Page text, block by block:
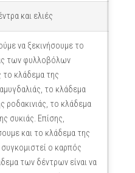
και ελιές
να ξεκινήσουμε το
των φυλλοβόλων
κλάδεμα της
το κλάδεμα
ροδακινιάς, το κλάδεμα
συκιάς. Επίσης,
και το κλάδεμα της
ο καρπός
των δέντρων είναι να